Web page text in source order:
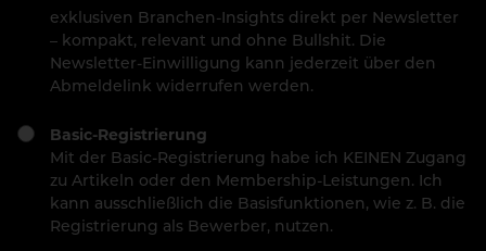
exklusiven Branchen-Insights direkt per Newsletter
– kompakt, relevant und ohne Bullshit. Die
Newsletter-Einwilligung kann jederzeit über den
Abmeldelink widerrufen werden.
Basic-Registrierung
Mit der Basic-Registrierung habe ich KEINEN Zugang
zu Artikeln oder den Membership-Leistungen. Ich
kann ausschließlich die Basisfunktionen, wie z. B. die
Registrierung als Bewerber, nutzen.